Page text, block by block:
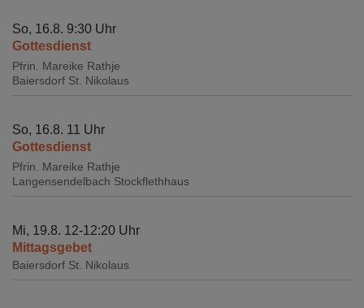
So, 16.8. 9:30 Uhr
Gottesdienst
Pfrin. Mareike Rathje
Baiersdorf St. Nikolaus
So, 16.8. 11 Uhr
Gottesdienst
Pfrin. Mareike Rathje
Langensendelbach Stockflethhaus
Mi, 19.8. 12-12:20 Uhr
Mittagsgebet
Baiersdorf St. Nikolaus